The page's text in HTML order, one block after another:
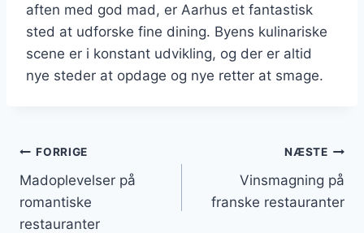
aften med god mad, er Aarhus et fantastisk
sted at udforske fine dining. Byens kulinariske
scene er i konstant udvikling, og der er altid
nye steder at opdage og nye retter at smage.
Indlægsnavigation
FORRIGE
Madoplevelser på
romantiske
restauranter
NÆSTE
Vinsmagning på
franske restauranter